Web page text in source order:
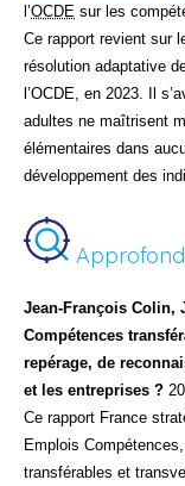
l’OCDE sur les
Ce rapport revient sur
résolution adaptative
l’OCDE, en 2023. Il
adultes ne maîtrisent
élémentaires dans
développement des
Jean-François Colin,
Compétences
repérage, de
et les entreprises ?
Ce rapport France
Emplois
transférables et